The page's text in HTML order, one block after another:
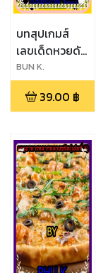
บทสุปเกมส์
เลขเด็ดหวยดัง
ประเภทเกมส์
เสี่ยง
โชค(android)
BUN K.
39.00 ฿